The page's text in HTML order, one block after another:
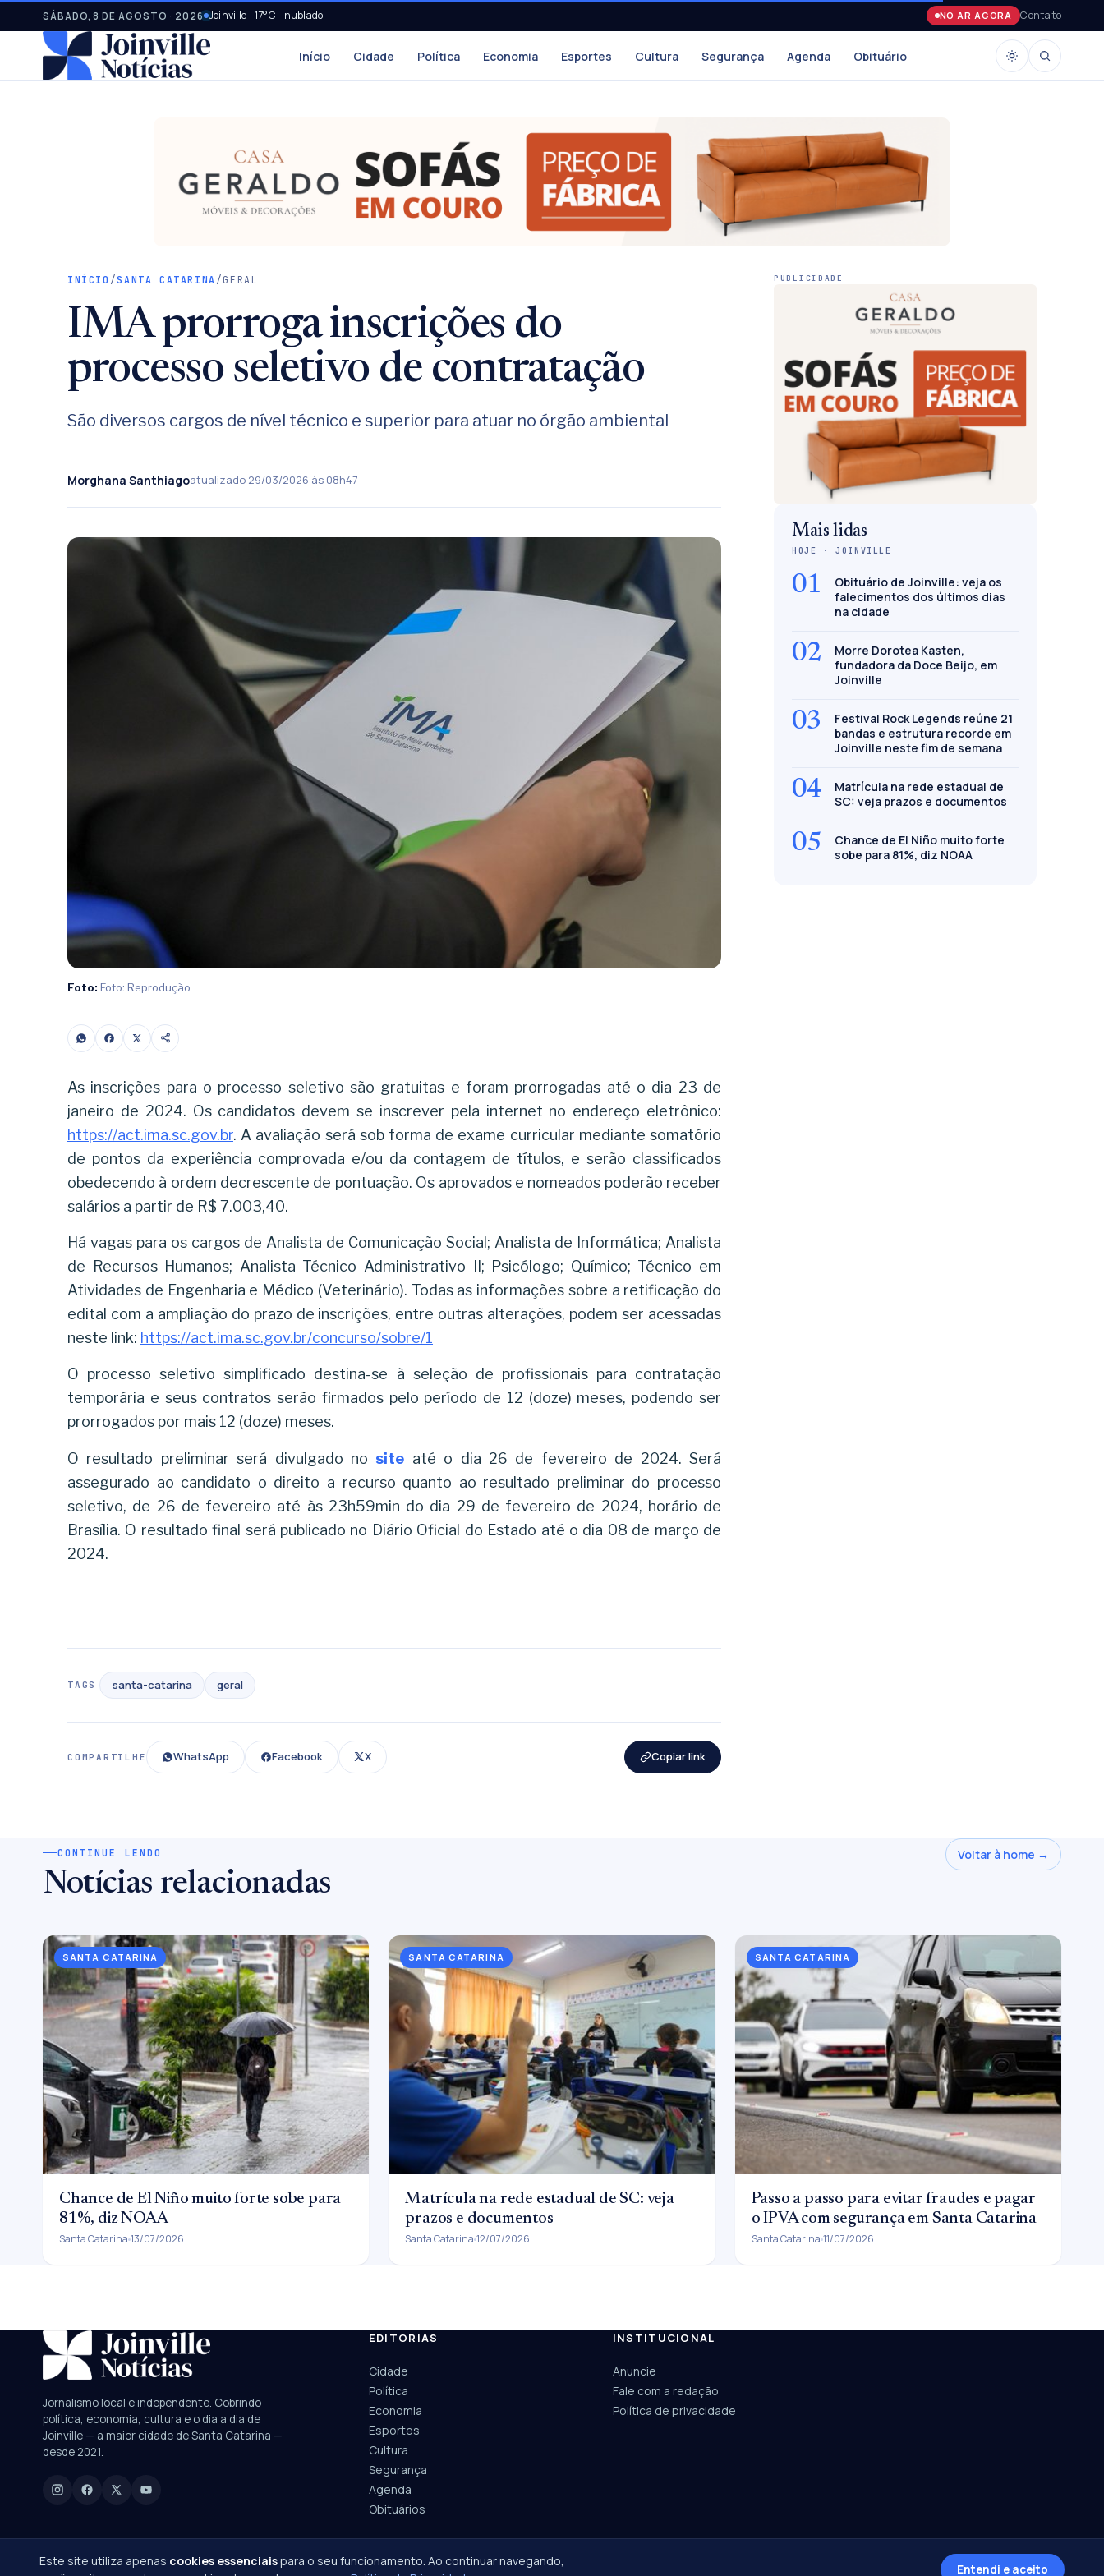
SÁBADO, 8 DE AGOSTO · 2026 Joinville · 17°C · nublado NO AR AGORA Contato
Início Cidade Política Economia Esportes Cultura Segurança Agenda Obituário
INÍCIO /SANTA CATARINA / GERAL
IMA prorroga inscrições do
processo seletivo de contratação
São diversos cargos de nível técnico e superior para atuar no órgão ambiental
Morghana Santhiagoatualizado 29/03/2026 às 08h47
Foto: Foto: Reprodução
As inscrições para o processo seletivo são gratuitas e foram prorrogadas até o dia 23 de
janeiro de 2024. Os candidatos devem se inscrever pela internet no endereço eletrônico:
https://act.ima.sc.gov.br. A avaliação será sob forma de exame curricular mediante somatório
de pontos da experiência comprovada e/ou da contagem de títulos, e serão classificados
obedecendo à ordem decrescente de pontuação. Os aprovados e nomeados poderão receber
salários a partir de R$ 7.003,40.
Há vagas para os cargos de Analista de Comunicação Social; Analista de Informática; Analista
de Recursos Humanos; Analista Técnico Administrativo II; Psicólogo; Químico; Técnico em
Atividades de Engenharia e Médico (Veterinário). Todas as informações sobre a retificação do
edital com a ampliação do prazo de inscrições, entre outras alterações, podem ser acessadas
neste link: https://act.ima.sc.gov.br/concurso/sobre/1
O processo seletivo simplificado destina-se à seleção de profissionais para contratação
temporária e seus contratos serão firmados pelo período de 12 (doze) meses, podendo ser
prorrogados por mais 12 (doze) meses.
O resultado preliminar será divulgado no site até o dia 26 de fevereiro de 2024. Será
assegurado ao candidato o direito a recurso quanto ao resultado preliminar do processo
seletivo, de 26 de fevereiro até às 23h59min do dia 29 de fevereiro de 2024, horário de
Brasília. O resultado final será publicado no Diário Oficial do Estado até o dia 08 de março de
2024.
TAGS santa-catarina geral
COMPARTILHE WhatsApp Facebook X Copiar link
PUBLICIDADE
Mais lidas
HOJE · JOINVILLE
01
Obituário de Joinville: veja os
falecimentos dos últimos dias
na cidade
02
Morre Dorotea Kasten,
fundadora da Doce Beijo, em
Joinville
03
Festival Rock Legends reúne 21
bandas e estrutura recorde em
Joinville neste fim de semana
04
Matrícula na rede estadual de
SC: veja prazos e documentos
05
Chance de El Niño muito forte
sobe para 81%, diz NOAA
CONTINUE LENDO
Notícias relacionadas
Voltar à home →
SANTA CATARINA
Chance de El Niño muito forte sobe para
81%, diz NOAA
Santa Catarina 13/07/2026
SANTA CATARINA
Matrícula na rede estadual de SC: veja
prazos e documentos
Santa Catarina12/07/2026
SANTA CATARINA
Passo a passo para evitar fraudes e pagar
o IPVA com segurança em Santa Catarina
Santa Catarina 11/07/2026
SUGESTÕES: JEC Contorno viário Câmara
Digite para buscar
Jornalismo local e independente. Cobrindo
política, economia, cultura e o dia a dia de
Joinville — a maior cidade de Santa Catarina —
desde 2021.
EDITORIAS
Cidade
Política
Economia
Esportes
Cultura
Segurança
Agenda
Obituários
INSTITUCIONAL
Anuncie
Fale com a redação
Política de privacidade
Este site utiliza apenas cookies essenciaispara o seu funcionamento. Ao continuar navegando,
Entendi e aceito